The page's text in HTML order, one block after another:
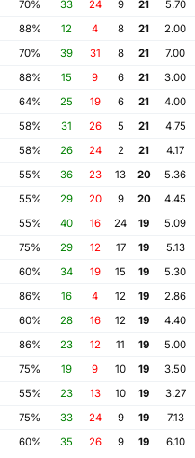
70% 33 24 9 21
5.70
88% 12 4 8 21
2.00
70% 39 31 8 21
7.00
88% 15 9 6 21
3.00
64% 25 19 6 21
4.00
58% 31 26 5 21
4.75
58% 26 24 2 21
4.17
55% 36 23 13 20
5.36
55% 29 20 9 20
4.45
55% 40 16 24 19
5.09
75% 29 12 17 19
5.13
60% 34 19 15 19
5.30
86% 16 4 12 19
2.86
60% 28 16 12 19
4.40
86% 23 12 11 19
5.00
75% 19 9 10 19
3.50
55% 23 13 10 19
3.27
75% 33 24 9 19
7.13
60% 35 26 9 19
6.10